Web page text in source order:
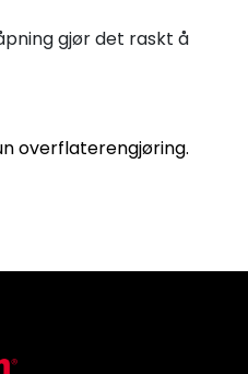
gjør det raskt å
overflaterengjøring.